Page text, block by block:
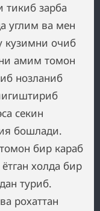
тикиб зарба
углим ва мен
кузимни очиб
амим томон
нозланиб
секин
бошлади.
бир караб
холда бир
туриб.
рохаттан